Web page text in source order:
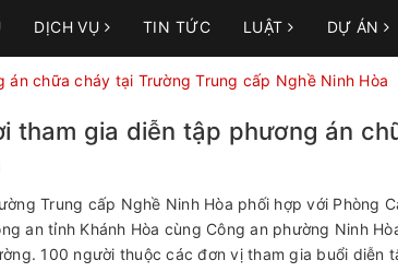
DỊCH VỤ TIN TỨC LUẬT DỰ ÁN
chữa cháy tại Trường Trung cấp Nghề Ninh Hòa
tham gia diễn tập phương án
Trung cấp Nghề Ninh Hòa phối hợp với Phòng
an tỉnh Khánh Hòa cùng Công an phường Ninh
100 người thuộc các đơn vị tham gia buổi diễn